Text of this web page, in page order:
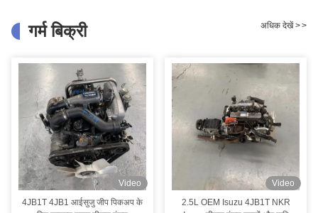
गर्म बिक्री अधिक देखें>>
Video
4JB1T 4JB1 आईसुजु जीप पिकअप के
Video
2.5L OEM Isuzu 4JB1T NKR